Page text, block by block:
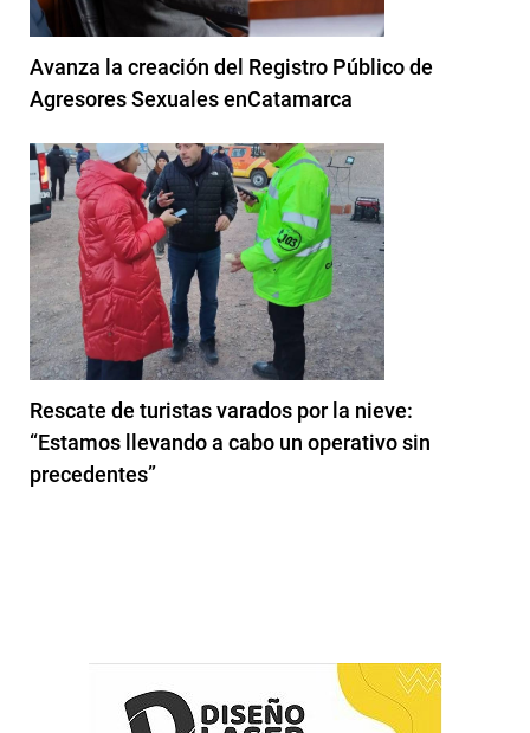
Avanza la creación del Registro Público de
Agresores Sexuales enCatamarca
Rescate de turistas varados por la nieve:
“Estamos llevando a cabo un operativo sin
precedentes”